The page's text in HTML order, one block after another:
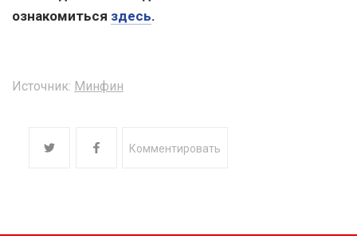
ознакомиться здесь.
Источник: Минфин
Комментировать